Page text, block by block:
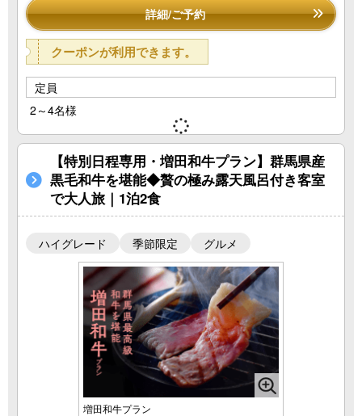
詳細/ご予約
クーポンが利用できます。
定員
2～4名様
【特別日程専用・増田和牛プラン】群馬県産
黒毛和牛を堪能◆贅の極み露天風呂付き客室
で大人旅｜1泊2食
ハイグレード 季節限定 グルメ
増田和牛プラン